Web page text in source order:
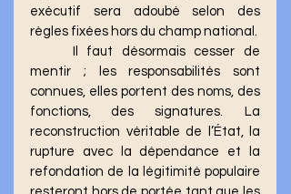
exécutif sera adoubé selon des
règles fixées hors du champ national.
mentir ; les responsabilités sont
connues, elles portent des noms, des
fonctions, des signatures.  La
reconstruction véritable de l’État, la
rupture avec la dépendance et la
refondation de la légitimité populaire